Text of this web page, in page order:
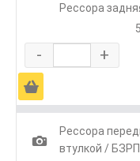
Рессора
- +
Ä
1
Рессора
втулкой / БЗРП